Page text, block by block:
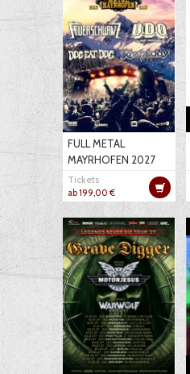
FULL METAL
MAYRHOFEN 2027
Tickets
ab 199,00 €